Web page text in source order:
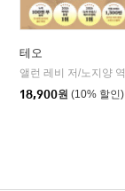
테오
앨런 레비 저/노지양 역
18,900원 (10% 할인)